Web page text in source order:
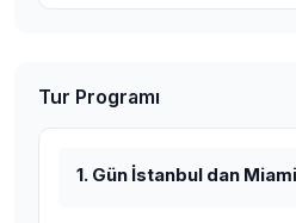
Tur Programı
1. Gün İstanbul dan